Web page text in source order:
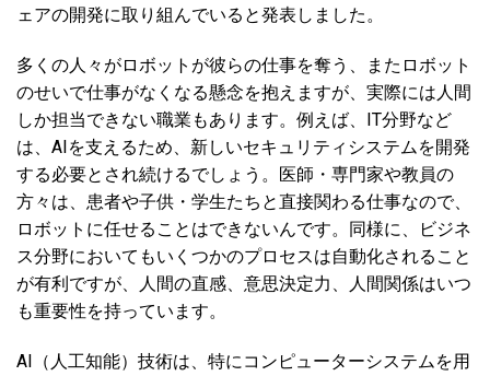
ェアの開発に取り組んでいると発表しました。
多くの人々がロボットが彼らの仕事を奪う、またロボット
のせいで仕事がなくなる懸念を抱えますが、実際には人間
しか担当できない職業もあります。例えば、IT分野など
は、AIを支えるため、新しいセキュリティシステムを開発
する必要とされ続けるでしょう。医師・専門家や教員の
方々は、患者や子供・学生たちと直接関わる仕事なので、
ロボットに任せることはできないんです。同様に、ビジネ
ス分野においてもいくつかのプロセスは自動化されること
が有利ですが、人間の直感、意思決定力、人間関係はいつ
も重要性を持っています。
AI（人工知能）技術は、特にコンピューターシステムを用